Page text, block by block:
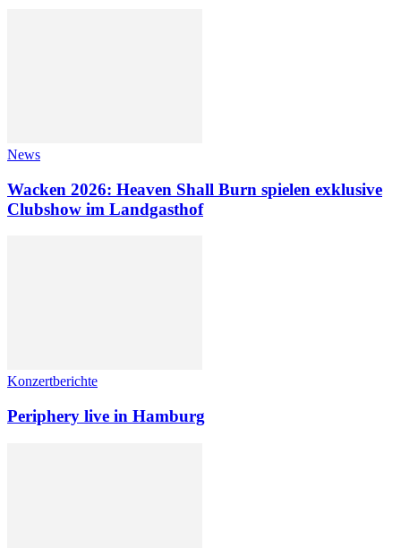
News
Wacken 2026: Heaven Shall Burn spielen exklusive
Clubshow im Landgasthof
Konzertberichte
Periphery live in Hamburg